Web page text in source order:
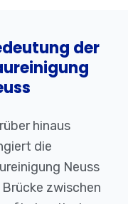
der
hinaus
die
Neuss
Brücke zwischen